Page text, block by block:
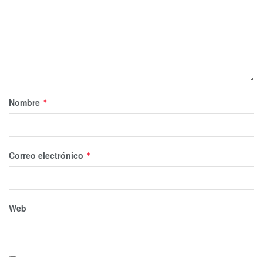
Nombre *
Correo electrónico *
Web